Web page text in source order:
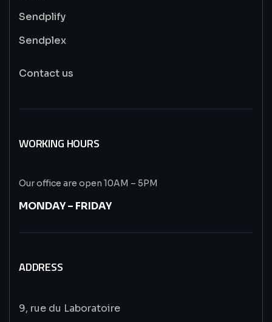
Sendplify
Sendplex
Contact us
WORKING HOURS
Our office are open 10AM – 5PM
MONDAY – FRIDAY
ADDRESS
9, rue du Laboratoire